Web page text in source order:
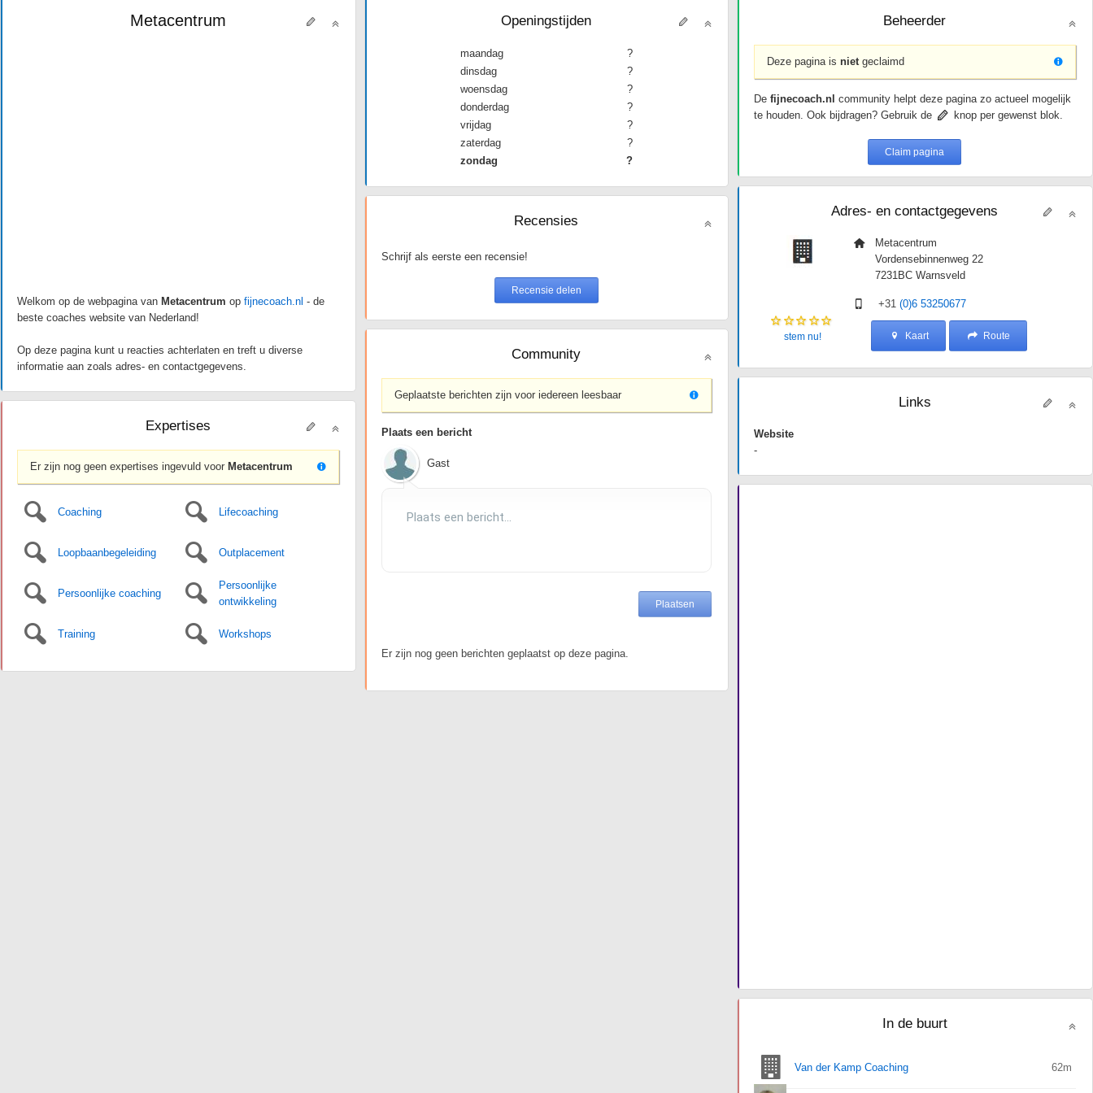
Metacentrum
Welkom op de webpagina van Metacentrum op fijnecoach.nl - de
beste coaches website van Nederland!
Op deze pagina kunt u reacties achterlaten en treft u diverse
informatie aan zoals adres- en contactgegevens.
Expertises
Er zijn nog geen expertises ingevuld voor Metacentrum
Coaching Lifecoaching
Loopbaanbegeleiding Outplacement
Persoonlijke coaching
Persoonlijke
ontwikkeling
Training Workshops
Openingstijden
maandag
?
dinsdag
?
woensdag
?
donderdag
?
vrijdag
?
zaterdag
?
zondag
?
Recensies
Schrijf als eerste een recensie!
Community
Geplaatste berichten zijn voor iedereen leesbaar
Plaats een bericht
Gast
Er zijn nog geen berichten geplaatst op deze pagina.
Beheerder
Deze pagina is nietgeclaimd
De fijnecoach.nl community helpt deze pagina zo actueel mogelijk
te houden. Ook bijdragen? Gebruik de
knop per gewenst blok.
Claim pagina
Adres- en contactgegevens
Metacentrum
Vordensebinnenweg 22
7231BC Warnsveld
+31(0)6 53250677
stem nu! Kaart Route
Links
Website
-
In de buurt
Van der Kamp Coaching 62m